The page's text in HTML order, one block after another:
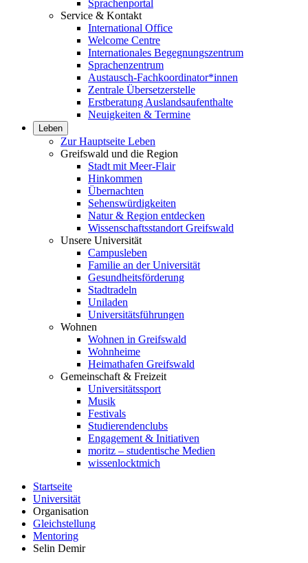
Sprachenportal
Service & Kontakt
International Office
Welcome Centre
Internationales Begegnungszentrum
Sprachenzentrum
Austausch-Fachkoordinator*innen
Zentrale Übersetzerstelle
Erstberatung Auslandsaufenthalte
Neuigkeiten & Termine
Leben
Zur Hauptseite Leben
Greifswald und die Region
Stadt mit Meer-Flair
Hinkommen
Übernachten
Sehenswürdigkeiten
Natur & Region entdecken
Wissenschaftsstandort Greifswald
Unsere Universität
Campusleben
Familie an der Universität
Gesundheitsförderung
Stadtradeln
Uniladen
Universitätsführungen
Wohnen
Wohnen in Greifswald
Wohnheime
Heimathafen Greifswald
Gemeinschaft & Freizeit
Universitätssport
Musik
Festivals
Studierendenclubs
Engagement & Initiativen
moritz – studentische Medien
wissenlocktmich
Startseite
Universität
Organisation
Gleichstellung
Mentoring
Selin Demir